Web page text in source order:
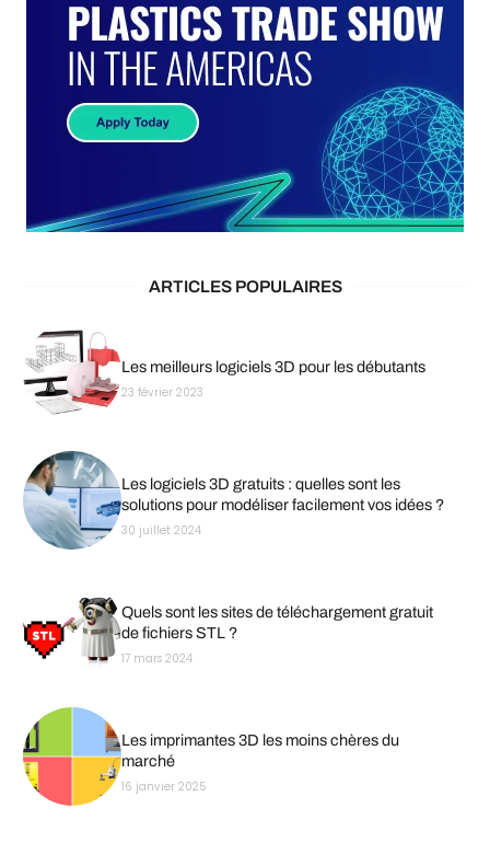
ARTICLES POPULAIRES
Les meilleurs logiciels 3D pour les débutants
23 février 2023
Les logiciels 3D gratuits : quelles sont les
solutions pour modéliser facilement vos idées ?
30 juillet 2024
Quels sont les sites de téléchargement gratuit
de fichiers STL ?
17 mars 2024
Les imprimantes 3D les moins chères du
marché
16 janvier 2025